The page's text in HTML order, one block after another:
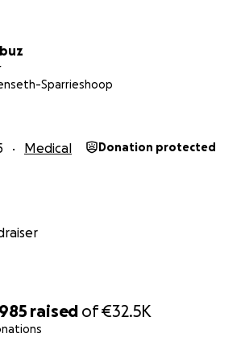
raised of€32.5K
Sparrieshoop
Medical Donation protected